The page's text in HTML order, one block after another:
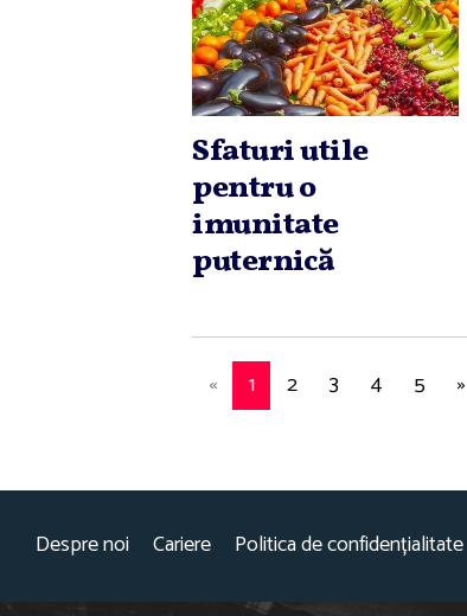
Sfaturi utile
pentru o
imunitate
puternică
« 1 2 3 4 5 »
Despre noi Cariere Politica de confidențialitate